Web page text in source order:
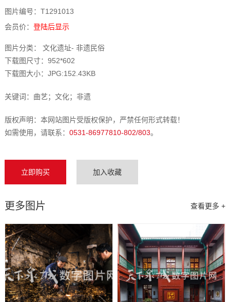
图片编号：T1291013
会员价： 登陆后显示
图片分类： 文化遗址- 非遗民俗
下载图尺寸：952*602
下载图大小：JPG:152.43KB
关键词：曲艺；文化；非遗
版权声明：本网站图片受版权保护，严禁任何形式转载！
如需使用，请联系： 0531-86977810-802/803。
立即购买 加入收藏
查看更多 +
更多图片